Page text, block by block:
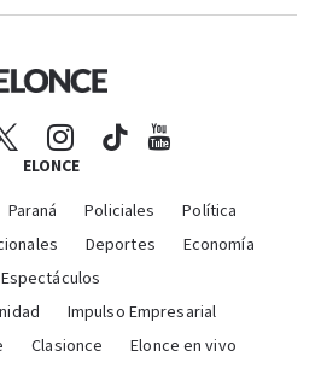
ELONCE
Paraná Policiales
Política
Deportes
Economía
Espectáculos
Impulso Empresarial
Clasionce
Elonce en vivo